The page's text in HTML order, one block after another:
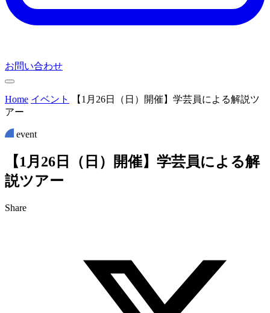
お問い合わせ
Home イベント
【1月26日（日）開催】学芸員による解説ツ
アー
event
【1 月 26 日 （ 日 ） 開催】 学芸員によ る解
説ツアー
Share